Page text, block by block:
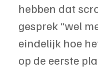
hebben dat
gesprek “wel
eindelijk hoe
op de eerste